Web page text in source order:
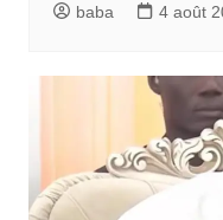
baba 4 août